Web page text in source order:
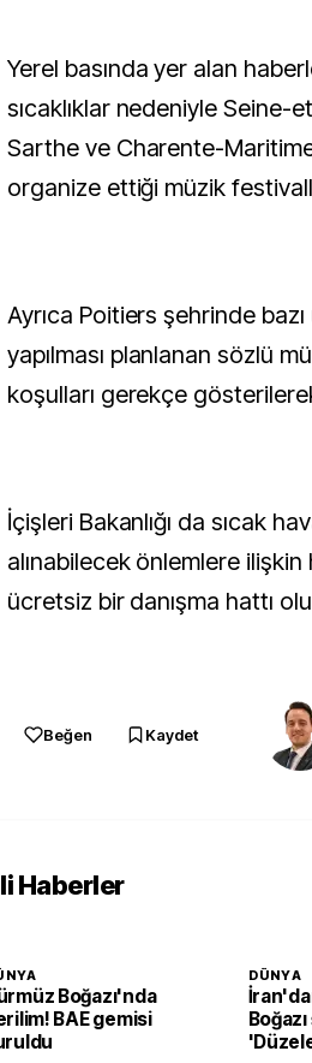
Yerel basında yer alan
sıcaklıklar nedeniyle Seine-
Sarthe ve Charente-
organize ettiği müzik
Ayrıca Poitiers şehrinde
yapılması planlanan sözlü
koşulları gerekçe
İçişleri Bakanlığı da sıcak
alınabilecek önlemlere
ücretsiz bir danışma hattı
Beğen Kaydet
Haberler
Boğazı'nda
BAE gemisi
DÜNYA